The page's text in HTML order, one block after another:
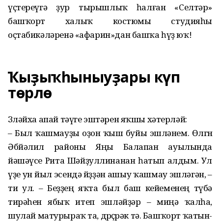
үҫтереүгә ҙур тырышлыҡ һалған «Селтәр»
башҡорт халыҡ кос­тюмы студияһы
оҫтабикәләренә «афарин»дан башҡа һүҙ юҡ!
Ҡыҙыҡһыныуҙары күп
төрлө
Зөләйха апай тәүге эштәрен яҡшы хәтерләй:
– Был ҡашмауҙы оҙон ҡыш буйы эшләнем. Өлгөнө
Әбйәлил районы Яңы Балапан ауылында
йәшәүсе Рита Шәйҙуллинанан һатып алдым. Ул
үҙе ун йыл эсендә йөҙҙән ашыу ҡашмау эшләгән, –
ти ул. – Беҙҙең яҡта был баш кейеменең түбә
тирәһен ябыҡ итеп эшләйҙәр – миңә ҡалһа,
шулай матурыраҡ та, дөрөҫөрәк тә. Башҡорт ҡатын-